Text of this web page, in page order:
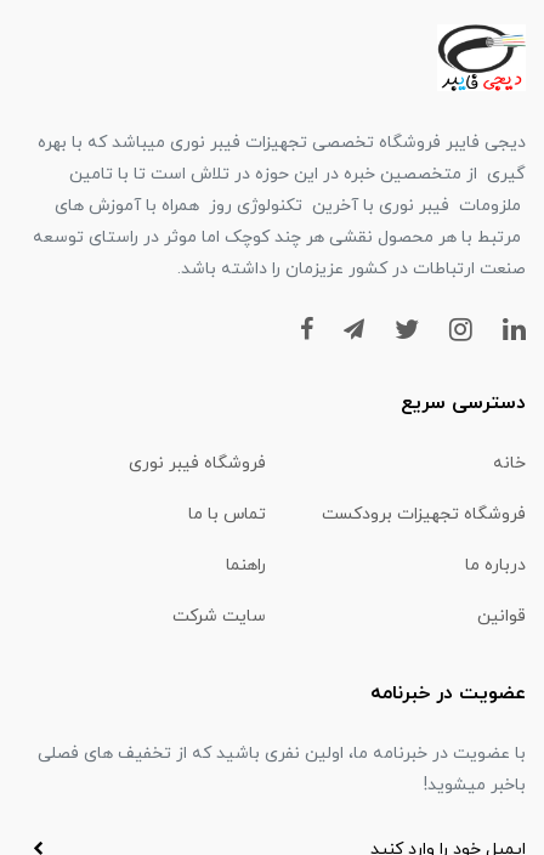
دیجی فایبر فروشگاه تخصصی تجهیزات فیبر نوری میباشد که با بهره
گیری از متخصصین خبره در این حوزه در تلاش است تا با تامین
ملزومات فیبر نوری با آخرین تکنولوژی روز همراه با آموزش های
مرتبط با هر محصول نقشی هر چند کوچک اما موثر در راستای توسعه
صنعت ارتباطات در کشور عزیزمان را داشته باشد.
دسترسی سریع
خانه فروشگاه فیبر نوری
فروشگاه تجهیزات برودکست تماس با ما
درباره ما راهنما
قوانین سایت شرکت
عضویت در خبرنامه
با عضویت در خبرنامه ما، اولین نفری باشید که از تخفیف های فصلی
باخبر میشوید!